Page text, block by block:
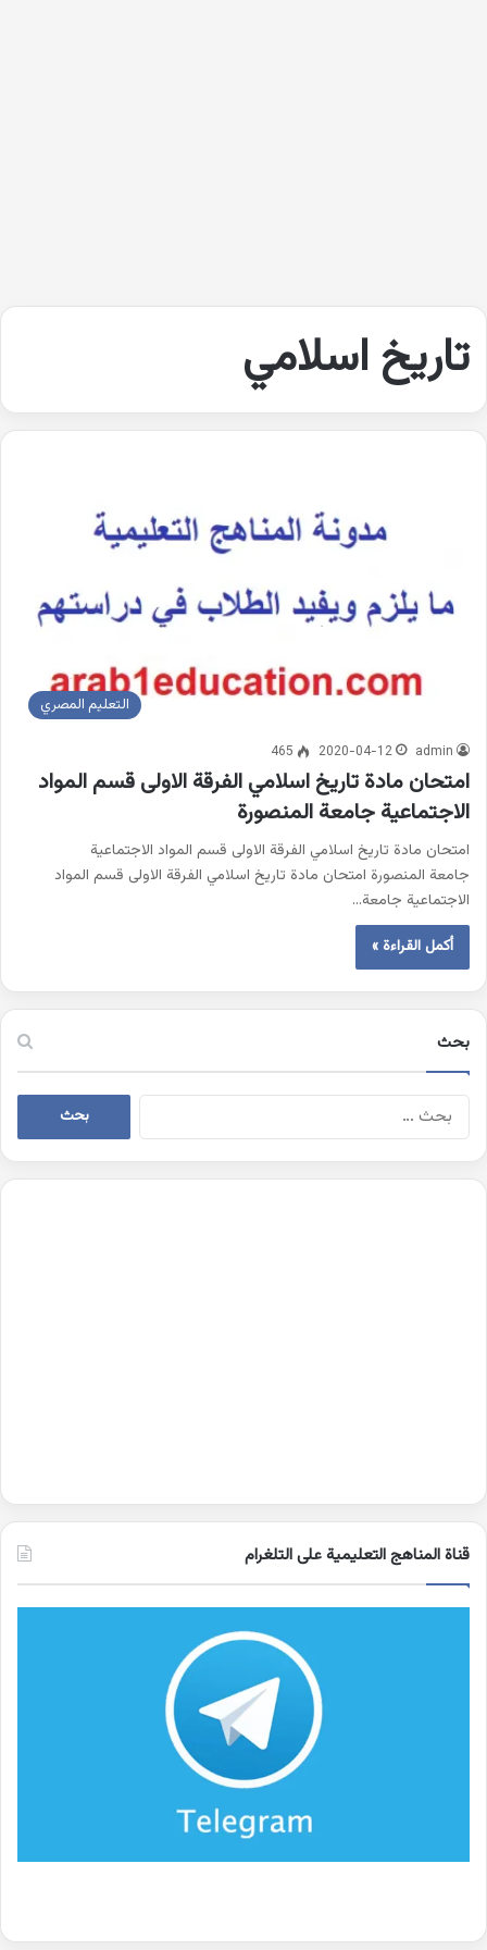
تاريخ اسلامي
التعليم المصري
admin
2020-04-12
465
امتحان مادة تاريخ اسلامي الفرقة الاولى قسم المواد
الاجتماعية جامعة المنصورة
امتحان مادة تاريخ اسلامي الفرقة الاولى قسم المواد الاجتماعية
جامعة المنصورة امتحان مادة تاريخ اسلامي الفرقة الاولى قسم المواد
الاجتماعية جامعة…
أكمل القراءة »
بحث
البحث
قناة المناهج التعليمية على التلغرام